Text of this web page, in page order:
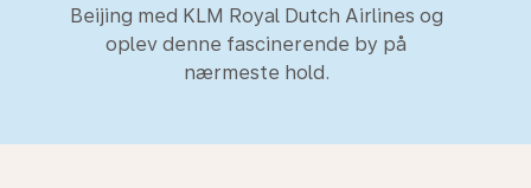
Beijing med KLM Royal Dutch Airlines og
oplev denne fascinerende by på
nærmeste hold.